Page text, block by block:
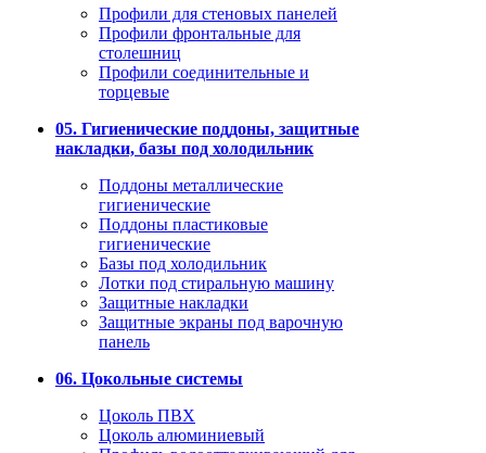
Профили для стеновых панелей
Профили фронтальные для
столешниц
Профили соединительные и
торцевые
05. Гигиенические поддоны, защитные
накладки, базы под холодильник
Поддоны металлические
гигиенические
Поддоны пластиковые
гигиенические
Базы под холодильник
Лотки под стиральную машину
Защитные накладки
Защитные экраны под варочную
панель
06. Цокольные системы
Цоколь ПВХ
Цоколь алюминиевый